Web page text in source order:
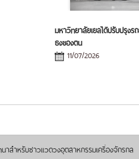
มหาวิทยาลัยเยลได้ปรับปรุง
ธงของตน
11/07/2026
าสำหรับชาวแวดวงอุตสาหกรรมเครื่องจักรกล